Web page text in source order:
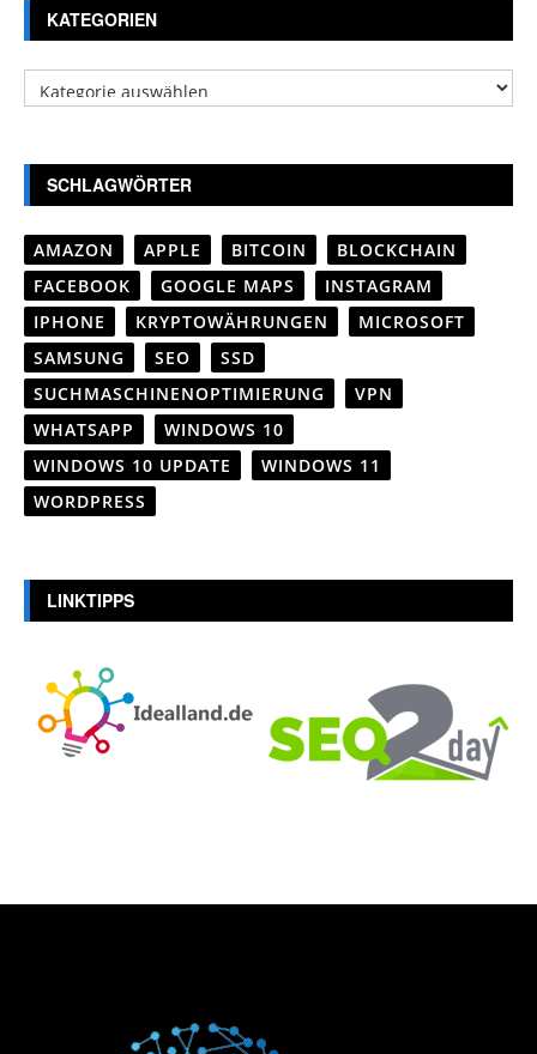
KATEGORIEN
Kategorien
SCHLAGWÖRTER
AMAZON APPLE BITCOIN
BLOCKCHAIN
FACEBOOK
GOOGLE MAPS
INSTAGRAM
IPHONE
KRYPTOWÄHRUNGEN
MICROSOFT
SAMSUNG
SEO
SSD
SUCHMASCHINENOPTIMIERUNG
VPN
WHATSAPP
WINDOWS 10
WINDOWS 10 UPDATE
WINDOWS 11
WORDPRESS
LINKTIPPS